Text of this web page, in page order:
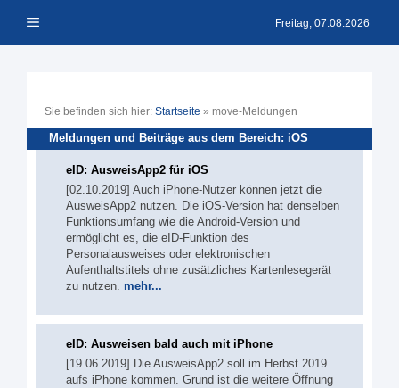
Inhalt Menü Freitag, 07.08.2026
Sie befinden sich hier: Startseite » move-Meldungen
Meldungen und Beiträge aus dem Bereich: iOS
eID: AusweisApp2 für iOS
[02.10.2019] Auch iPhone-Nutzer können jetzt die
AusweisApp2 nutzen. Die iOS-Version hat denselben
Funktionsumfang wie die Android-Version und
ermöglicht es, die eID-Funktion des
Personalausweises oder elektronischen
Aufenthaltstitels ohne zusätzliches Kartenlesegerät
zu nutzen. mehr...
eID: Ausweisen bald auch mit iPhone
[19.06.2019] Die AusweisApp2 soll im Herbst 2019
aufs iPhone kommen. Grund ist die weitere Öffnung